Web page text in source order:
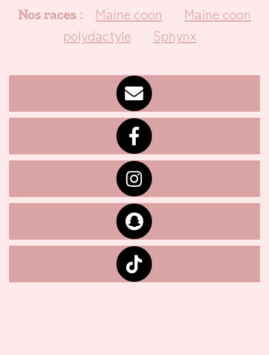
Nos races : Maine coon
Maine coon
polydactyle
Sphynx